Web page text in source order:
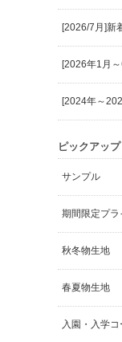
[2026/7月]新
[2026年1月
[2024年～
ピックアップ
サンプル
期間限定プラ
秋冬物生地
春夏物生地
入園・入学コ